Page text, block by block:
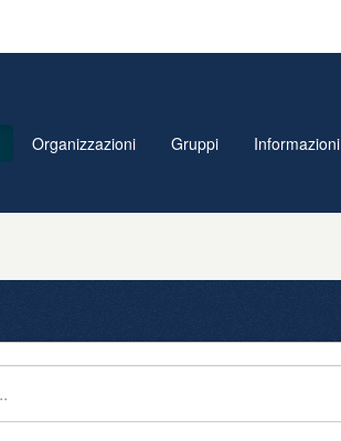
Organizzazioni Gruppi Informazioni